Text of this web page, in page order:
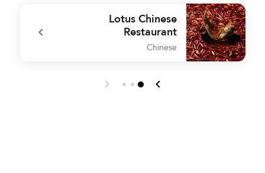
undefined R Lounge
Lotus Chinese
Restaurant
Chinese
undefined Lotus Chinese Restaurant